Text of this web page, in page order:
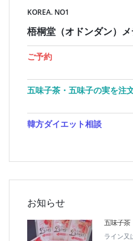
KOREA. NO1
梧桐堂（オドンダン）
ご予約
五味子茶・五味子の実を注
韓方ダイエット相談
お知らせ
五味子茶
ライン又